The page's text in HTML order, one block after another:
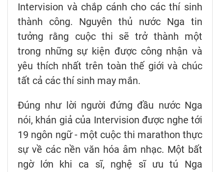
Intervision và chắp cánh cho các thí sinh
thành công. Nguyên thủ nước Nga tin
tưởng rằng cuộc thi sẽ trở thành một
trong những sự kiện được công nhận và
yêu thích nhất trên toàn thế giới và chúc
tất cả các thí sinh may mắn.
Đúng như lời người đứng đầu nước Nga
nói, khán giả của Intervision được nghe tới
19 ngôn ngữ - một cuộc thi marathon thực
sự về các nền văn hóa âm nhạc. Một bất
ngờ lớn khi ca sĩ, nghệ sĩ ưu tú Nga